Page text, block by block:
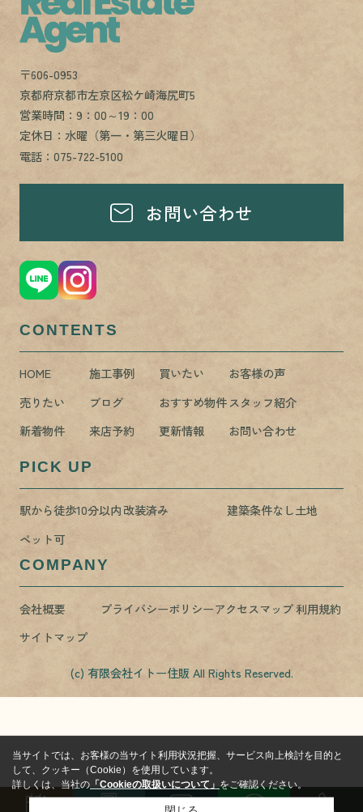
〒606-0953
京都府京都市左京区松ケ崎海尻町5
営業時間：9：00～19：00
定休日：水曜（第一・第三火曜日）
電話：075-722-5100
お問い合わせ
CONTENTS
HOME 施工事例 買いたい
お客様の声
売りたい
ブログ おすすめ物件スタッフ紹介
新着物件
来店予約 更新情報 お問い合わせ
PICK UP
駅から徒歩10分以内改装済み
建築条件なし土地
ペット可
COMPANY
会社概要 プライバシーポリシーアクセスマップ利用規約
サイトマップ
(c) 有限会社イトー住販 All Rights Reserved.
当サイトでは、お客様の当サイト利用状況把握、サービス向上検討を目的と
して、クッキー（Cookie）を使用しています。
詳しくは、当社の「Cookieの取扱いについて」をご確認ください。